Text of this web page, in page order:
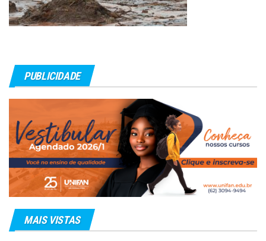
PUBLICIDADE
MAIS VISTAS